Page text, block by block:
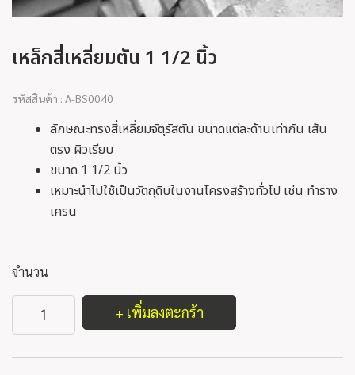
เหล็กสี่เหลี่ยมตัน 1 1/2 นิ้ว
รหัสสินค้า : A-BS0040
ลักษณะทรงสี่เหลี่ยมจัตุรัสตัน ขนาดแต่ละด้านเท่ากัน เส้น
ตรง ผิวเรียบ
ขนาด 1 1/2 นิ้ว
เหมาะนำไปใช้เป็นวัตถุดิบในงานโครงสร้างทั่วไป เช่น ทำราง
เครน
จำนวน
+ เพิ่มลงตะกร้า